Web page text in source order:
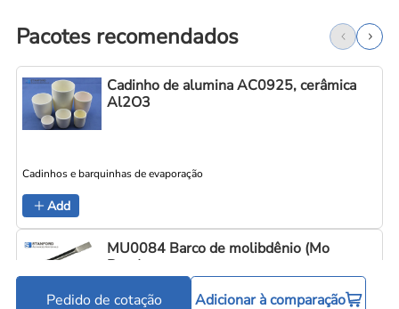
Pacotes recomendados
Cadinho de alumina AC0925, cerâmica
Al2O3
Cadinhos e barquinhas de evaporação
Add
MU0084 Barco de molibdênio (Mo
Boat)
Pedido de cotação Adicionar à comparação